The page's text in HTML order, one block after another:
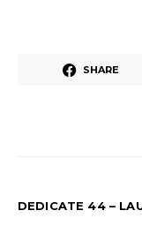
SHARE
DEDICATE 44 –